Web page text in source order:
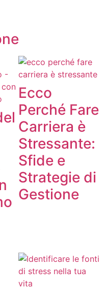
Ecco
Perché Fare
Carriera è
Stressante:
Sfide e
Strategie di
Gestione